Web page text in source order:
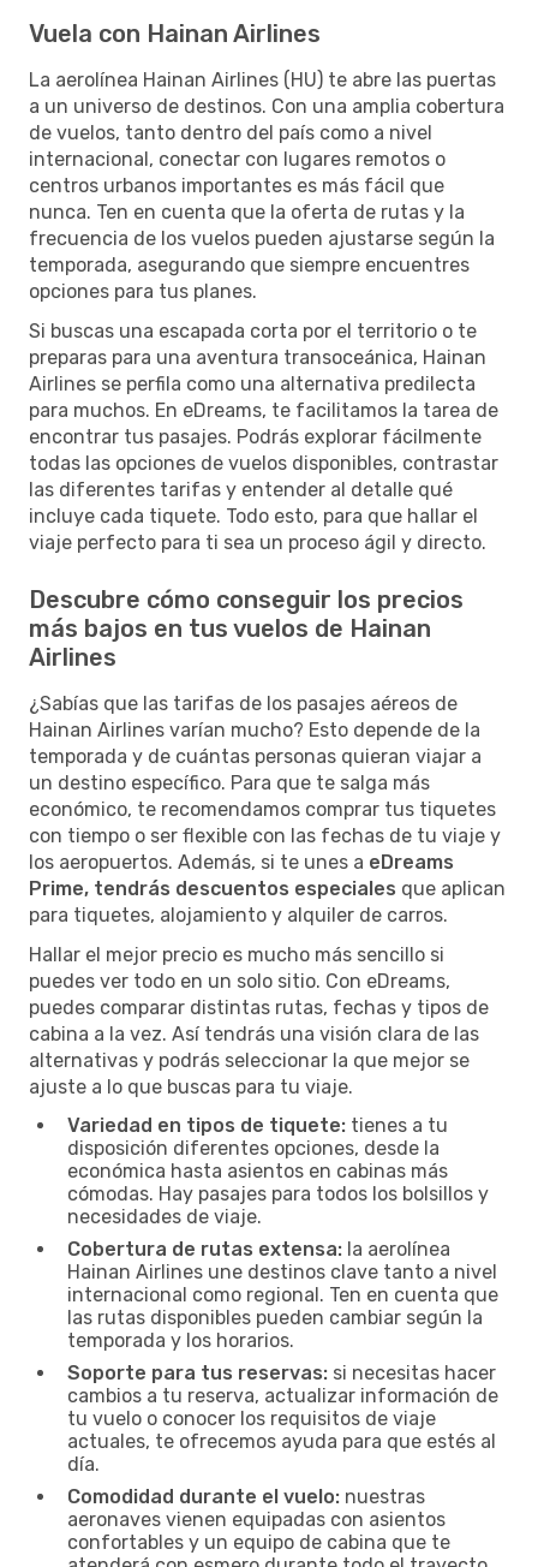
Vuela con Hainan Airlines
La aerolínea Hainan Airlines (HU) te abre las puertas
a un universo de destinos. Con una amplia cobertura
de vuelos, tanto dentro del país como a nivel
internacional, conectar con lugares remotos o
centros urbanos importantes es más fácil que
nunca. Ten en cuenta que la oferta de rutas y la
frecuencia de los vuelos pueden ajustarse según la
temporada, asegurando que siempre encuentres
opciones para tus planes.
Si buscas una escapada corta por el territorio o te
preparas para una aventura transoceánica, Hainan
Airlines se perfila como una alternativa predilecta
para muchos. En eDreams, te facilitamos la tarea de
encontrar tus pasajes. Podrás explorar fácilmente
todas las opciones de vuelos disponibles, contrastar
las diferentes tarifas y entender al detalle qué
incluye cada tiquete. Todo esto, para que hallar el
viaje perfecto para ti sea un proceso ágil y directo.
Descubre cómo conseguir los precios
más bajos en tus vuelos de Hainan
Airlines
¿Sabías que las tarifas de los pasajes aéreos de
Hainan Airlines varían mucho? Esto depende de la
temporada y de cuántas personas quieran viajar a
un destino específico. Para que te salga más
económico, te recomendamos comprar tus tiquetes
con tiempo o ser flexible con las fechas de tu viaje y
los aeropuertos. Además, si te unes a eDreams
Prime, tendrás descuentos especiales que aplican
para tiquetes, alojamiento y alquiler de carros.
Hallar el mejor precio es mucho más sencillo si
puedes ver todo en un solo sitio. Con eDreams,
puedes comparar distintas rutas, fechas y tipos de
cabina a la vez. Así tendrás una visión clara de las
alternativas y podrás seleccionar la que mejor se
ajuste a lo que buscas para tu viaje.
Variedad en tipos de tiquete: tienes a tu
disposición diferentes opciones, desde la
económica hasta asientos en cabinas más
cómodas. Hay pasajes para todos los bolsillos y
necesidades de viaje.
Cobertura de rutas extensa: la aerolínea
Hainan Airlines une destinos clave tanto a nivel
internacional como regional. Ten en cuenta que
las rutas disponibles pueden cambiar según la
temporada y los horarios.
Soporte para tus reservas: si necesitas hacer
cambios a tu reserva, actualizar información de
tu vuelo o conocer los requisitos de viaje
actuales, te ofrecemos ayuda para que estés al
día.
Comodidad durante el vuelo: nuestras
aeronaves vienen equipadas con asientos
confortables y un equipo de cabina que te